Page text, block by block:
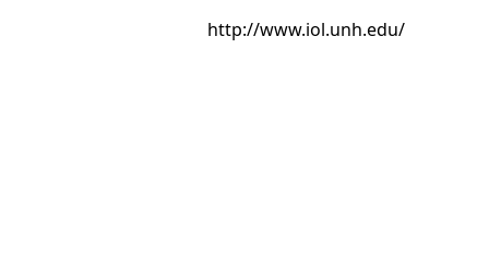
http://www.iol.unh.edu/